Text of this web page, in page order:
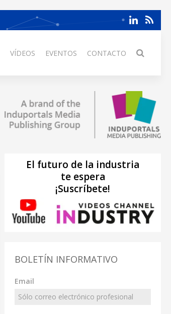
VÍDEOS EVENTOS CONTACTO
El futuro de la industria
te espera
¡Suscríbete!
BOLETÍN INFORMATIVO
Email